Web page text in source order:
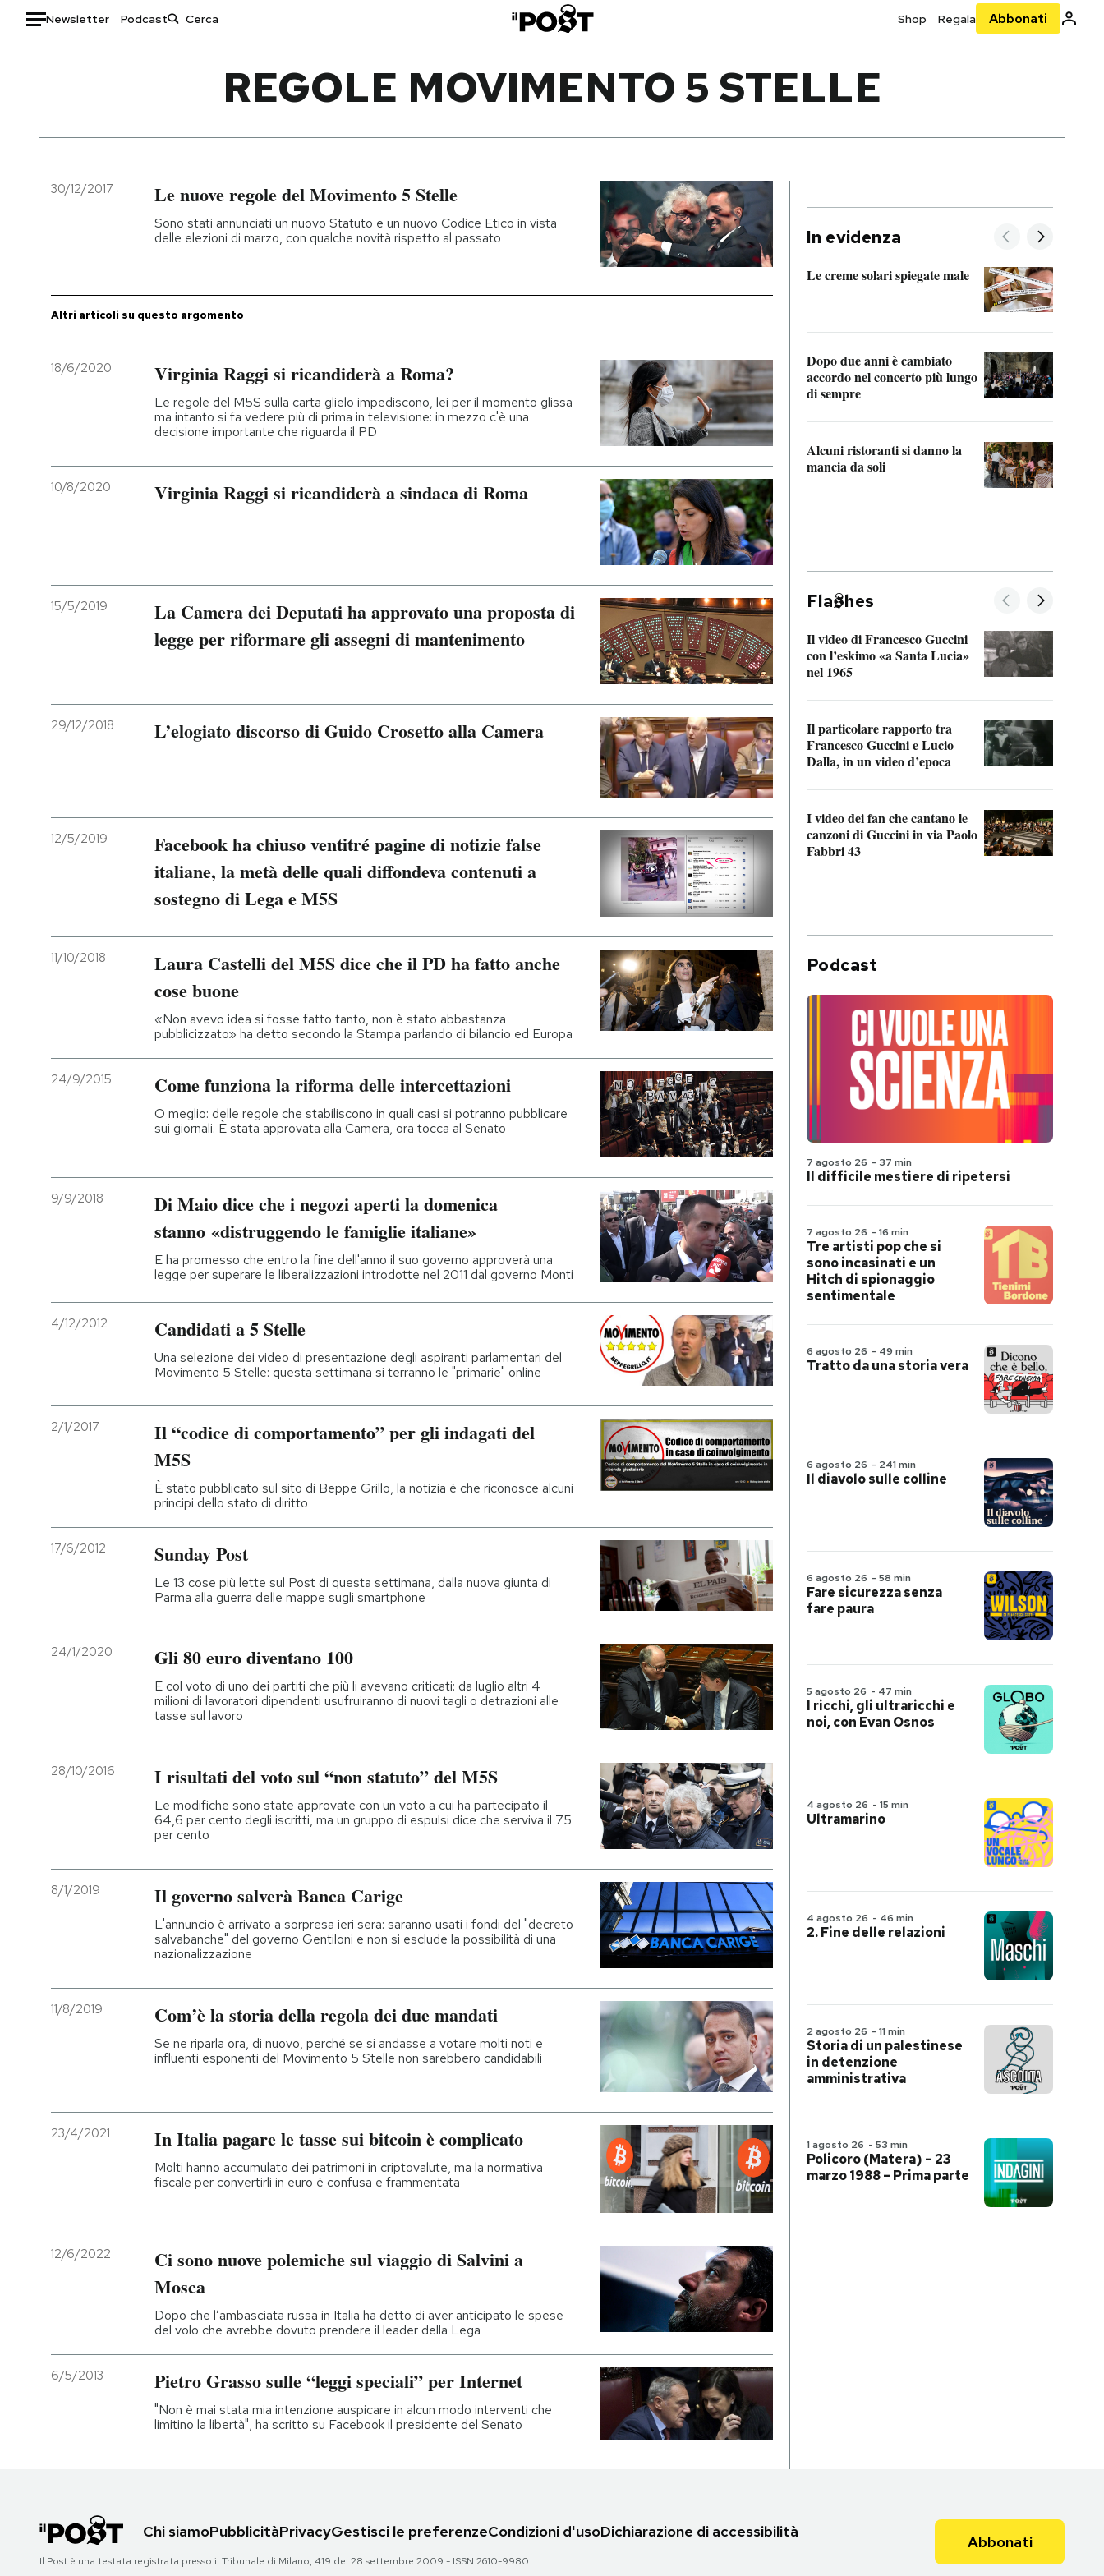
Newsletter Podcast Shop Regala Abbonati
Italia
Politica
Moda
Storie/Idee
Ok Boomer!
CALENDARIO
Entra
REGOLE MOVIMENTO 5 STELLE
30/12/2017 Le nuove regole del Movimento 5 Stelle
Sono stati annunciati un nuovo Statuto e un nuovo Codice Etico in vista
delle elezioni di marzo, con qualche novità rispetto al passato
Altri articoli su questo argomento
18/6/2020 Virginia Raggi si ricandiderà a Roma?
Le regole del M5S sulla carta glielo impediscono, lei per il momento glissa
ma intanto si fa vedere più di prima in televisione: in mezzo c'è una
decisione importante che riguarda il PD
10/8/2020 Virginia Raggi si ricandiderà a sindaca di Roma
15/5/2019
La Camera dei Deputati ha approvato una proposta di
legge per riformare gli assegni di mantenimento
29/12/2018 L’elogiato discorso di Guido Crosetto alla Camera
12/5/2019
Facebook ha chiuso ventitré pagine di notizie false
italiane, la metà delle quali diffondeva contenuti a
sostegno di Lega e M5S
11/10/2018
Laura Castelli del M5S dice che il PD ha fatto anche
cose buone
«Non avevo idea si fosse fatto tanto, non è stato abbastanza
pubblicizzato» ha detto secondo la Stampa parlando di bilancio ed Europa
24/9/2015 Come funziona la riforma delle intercettazioni
O meglio: delle regole che stabiliscono in quali casi si potranno pubblicare
sui giornali. È stata approvata alla Camera, ora tocca al Senato
9/9/2018
Di Maio dice che i negozi aperti la domenica
stanno «distruggendo le famiglie italiane»
E ha promesso che entro la fine dell'anno il suo governo approverà una
legge per superare le liberalizzazioni introdotte nel 2011 dal governo Monti
4/12/2012 Candidati a 5 Stelle
Una selezione dei video di presentazione degli aspiranti parlamentari del
Movimento 5 Stelle: questa settimana si terranno le "primarie" online
2/1/2017
Il “codice di comportamento” per gli indagati del
M5S
È stato pubblicato sul sito di Beppe Grillo, la notizia è che riconosce alcuni
principi dello stato di diritto
17/6/2012 Sunday Post
Le 13 cose più lette sul Post di questa settimana, dalla nuova giunta di
Parma alla guerra delle mappe sugli smartphone
24/1/2020 Gli 80 euro diventano 100
E col voto di uno dei partiti che più li avevano criticati: da luglio altri 4
milioni di lavoratori dipendenti usufruiranno di nuovi tagli o detrazioni alle
tasse sul lavoro
28/10/2016 I risultati del voto sul “non statuto” del M5S
Le modifiche sono state approvate con un voto a cui ha partecipato il
64,6 per cento degli iscritti, ma un gruppo di espulsi dice che serviva il 75
per cento
8/1/2019 Il governo salverà Banca Carige
L'annuncio è arrivato a sorpresa ieri sera: saranno usati i fondi del "decreto
salvabanche" del governo Gentiloni e non si esclude la possibilità di una
nazionalizzazione
11/8/2019 Com’è la storia della regola dei due mandati
Se ne riparla ora, di nuovo, perché se si andasse a votare molti noti e
influenti esponenti del Movimento 5 Stelle non sarebbero candidabili
23/4/2021 In Italia pagare le tasse sui bitcoin è complicato
Molti hanno accumulato dei patrimoni in criptovalute, ma la normativa
fiscale per convertirli in euro è confusa e frammentata
12/6/2022
Ci sono nuove polemiche sul viaggio di Salvini a
Mosca
Dopo che l’ambasciata russa in Italia ha detto di aver anticipato le spese
del volo che avrebbe dovuto prendere il leader della Lega
6/5/2013 Pietro Grasso sulle “leggi speciali” per Internet
"Non è mai stata mia intenzione auspicare in alcun modo interventi che
limitino la libertà", ha scritto su Facebook il presidente del Senato
In evidenza
Le creme solari spiegate male
Dopo due anni è cambiato
accordo nel concerto più lungo
di sempre
Alcuni ristoranti si danno la
mancia da soli
Fla hes
Il video di Francesco Guccini
con l’eskimo «a Santa Lucia»
nel 1965
Il particolare rapporto tra
Francesco Guccini e Lucio
Dalla, in un video d’epoca
I video dei fan che cantano le
canzoni di Guccini in via Paolo
Fabbri 43
Podcast
7 agosto 26 - 37 min
Il difficile mestiere di ripetersi
7 agosto 26 - 16 min
Tre artisti pop che si
sono incasinati e un
Hitch di spionaggio
sentimentale
6 agosto 26 - 49 min
Tratto da una storia vera
6 agosto 26 - 241 min
Il diavolo sulle colline
6 agosto 26 - 58 min
Fare sicurezza senza
fare paura
5 agosto 26 - 47 min
I ricchi, gli ultraricchi e
noi, con Evan Osnos
4 agosto 26 - 15 min
Ultramarino
4 agosto 26 - 46 min
2. Fine delle relazioni
2 agosto 26 - 11 min
Storia di un palestinese
in detenzione
amministrativa
1 agosto 26 - 53 min
Policoro (Matera) – 23
marzo 1988 – Prima parte
Chi siamoPubblicitàPrivacyGestisci le preferenzeCondizioni d'usoDichiarazione di accessibilità
Il Post è una testata registrata presso il Tribunale di Milano, 419 del 28 settembre 2009 - ISSN 2610-9980
Abbonati